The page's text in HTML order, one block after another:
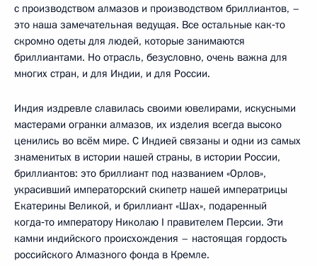
с производством алмазов и производством бриллиантов, –
это наша замечательная ведущая. Все остальные как‑то
скромно одеты для людей, которые занимаются
бриллиантами. Но отрасль, безусловно, очень важна для
многих стран, и для Индии, и для России.
Индия издревле славилась своими ювелирами, искусными
мастерами огранки алмазов, их изделия всегда высоко
ценились во всём мире. С Индией связаны и одни из самых
знаменитых в истории нашей страны, в истории России,
бриллиантов: это бриллиант под названием «Орлов»,
украсивший императорский скипетр нашей императрицы
Екатерины Великой, и бриллиант «Шах», подаренный
когда‑то императору Николаю I правителем Персии. Эти
камни индийского происхождения – настоящая гордость
российского Алмазного фонда в Кремле.